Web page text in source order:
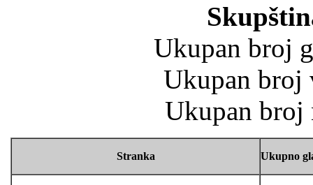
Ukupan broj
Ukupan broj
Ukupan broj
Stranka Ukupno